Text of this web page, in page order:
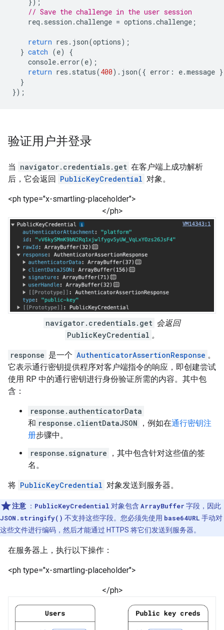
// Save the challenge in the user session
req . session .challenge = options .challenge ;
return res . json(options);
} catch (e)
{
console. error(e);
return res . status(400). json({ error : e.message
}
});
验证用户并登录
当 navigator.credentials.get 在客户端上成功解析
后，它会返回 PublicKeyCredential 对象。
<ph type="x-smartling-placeholder">
</ph>
navigator.credentials.get 会返回
PublicKeyCredential 。
response 是一个 AuthenticatorAssertionResponse 。
它表示通行密钥提供程序对客户端指令的响应，即创建尝试
使用 RP 中的通行密钥进行身份验证所需的内容。其中包
含：
response.authenticatorData
和 response.clientDataJSON ，例如在通行密钥注
册步骤中。
response.signature
，其中包含针对这些值的签
名。
将 PublicKeyCredential 对象发送到服务器。
注意 ： PublicKeyCredential 对象包含 ArrayBuffer 字段，因此
JSON.stringify() 不支持这些字段。您必须先使用 base64URL 手动对
这些文件进行编码，然后才能通过 HTTPS 将它们发送到服务器。
在服务器上，执行以下操作：
<ph type="x-smartling-placeholder">
</ph>